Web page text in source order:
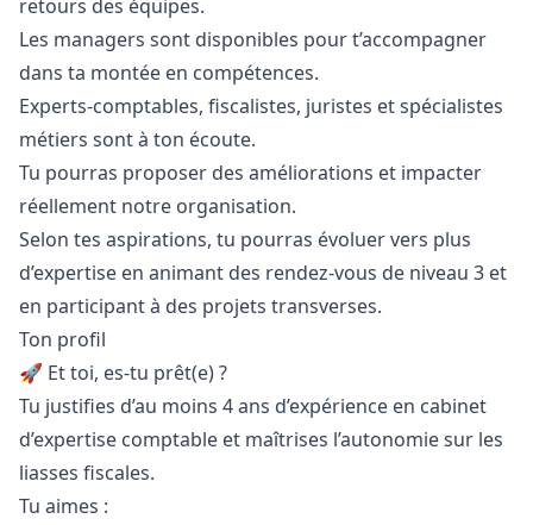
retours des équipes.
Les managers sont disponibles pour t’accompagner
dans ta montée en compétences.
Experts-comptables, fiscalistes, juristes et spécialistes
métiers sont à ton écoute.
Tu pourras proposer des améliorations et impacter
réellement notre organisation.
Selon tes aspirations, tu pourras évoluer vers plus
d’expertise en animant des rendez-vous de niveau 3 et
en participant à des projets transverses.
Ton profil
🚀 Et toi, es-tu prêt(e) ?
Tu justifies d’au moins 4 ans d’expérience en cabinet
d’expertise comptable et maîtrises l’autonomie sur les
liasses fiscales.
Tu aimes :